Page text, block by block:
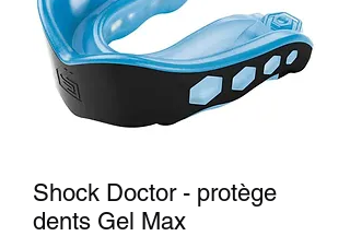
Shock Doctor - protège
dents Gel Max